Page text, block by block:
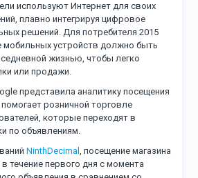
используют Интернет для своих
плавно интегрируя цифровое
решений. Для потребителя 2015
мобильных устройств должно быть
жизнью, чтобы легко
или продажи.
представила аналитику посещения
розничной торговле
которые переходят в
по объявлениям.
NinthDecimal, посещение магазина
течение первого дня с момента